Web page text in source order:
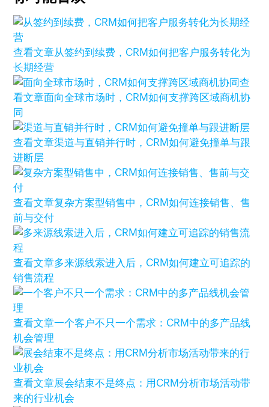
查看文章从签约到续费，CRM如何把客户服务转化为
长期经营
查
看文章面向全球市场时，CRM如何支撑跨区域商机协
同
查看文章渠道与直销并行时，CRM如何避免撞单与跟
进断层
查看文章复杂方案型销售中，CRM如何连接销售、售
前与交付
查看文章多来源线索进入后，CRM如何建立可追踪的
销售流程
查看文章一个客户不只一个需求：CRM中的多产品线
机会管理
查看文章展会结束不是终点：用CRM分析市场活动带
来的行业机会